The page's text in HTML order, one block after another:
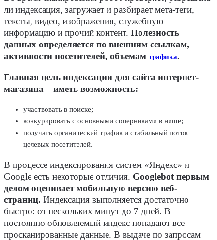
ли индексация, загружает и разбирает мета-теги,
тексты, видео, изображения, служебную
информацию и прочий контент. Полезность
данных определяется по внешним ссылкам,
активности посетителей, объемам трафика.
Главная цель индексации для сайта интернет-
магазина – иметь возможность:
участвовать в поиске;
конкурировать с основными соперниками в нише;
получать органический трафик и стабильный поток
целевых посетителей.
В процессе индексирования систем «Яндекс» и
Google есть некоторые отличия. Googlebot первым
делом оценивает мобильную версию веб-
страниц. Индексация выполняется достаточно
быстро: от нескольких минут до 7 дней. В
постоянно обновляемый индекс попадают все
просканированные данные. В выдаче по запросам